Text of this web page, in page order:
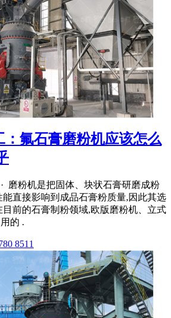
：氟石膏磨粉机应该怎么
磨粉机是把固体、块状石膏研磨成粉
能直接影响到成品石膏粉质量,因此其选
前的石膏制粉领域,欧版磨粉机、立式
的 .
8511